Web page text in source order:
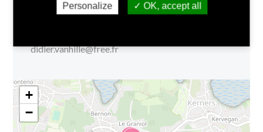
Organisé par :Vélo Loisirs Arzonnais - V.L.A.
didier.vanhille@free.fr
+
−
Personalize OK, accept all